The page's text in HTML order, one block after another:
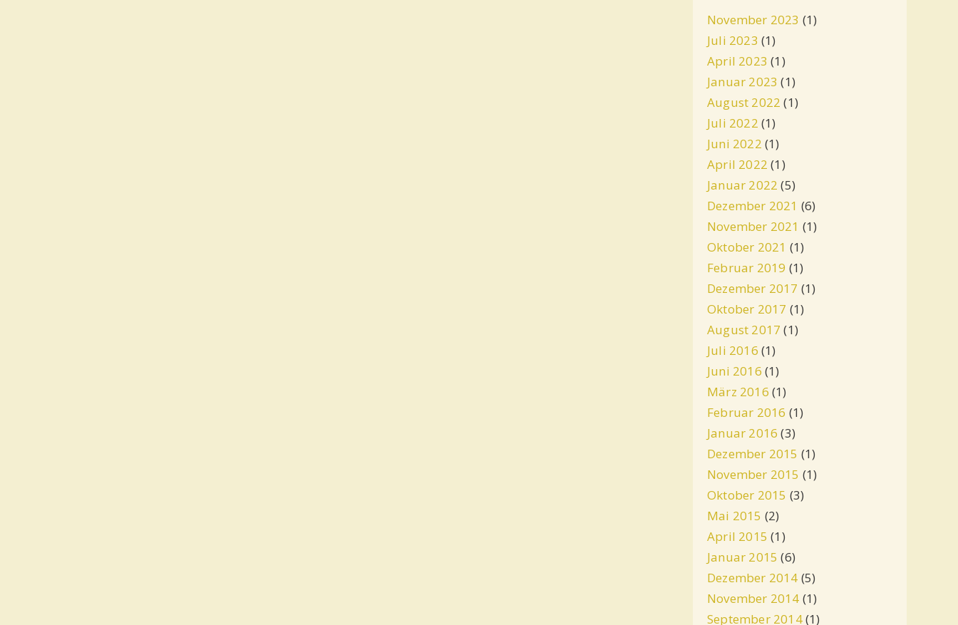
November 2023 (1)
Juli 2023 (1)
April 2023 (1)
Januar 2023 (1)
August 2022 (1)
Juli 2022 (1)
Juni 2022 (1)
April 2022 (1)
Januar 2022 (5)
Dezember 2021 (6)
November 2021 (1)
Oktober 2021 (1)
Februar 2019 (1)
Dezember 2017 (1)
Oktober 2017 (1)
August 2017 (1)
Juli 2016 (1)
Juni 2016 (1)
März 2016 (1)
Februar 2016 (1)
Januar 2016 (3)
Dezember 2015 (1)
November 2015 (1)
Oktober 2015 (3)
Mai 2015 (2)
April 2015 (1)
Januar 2015 (6)
Dezember 2014 (5)
November 2014 (1)
September 2014(1)